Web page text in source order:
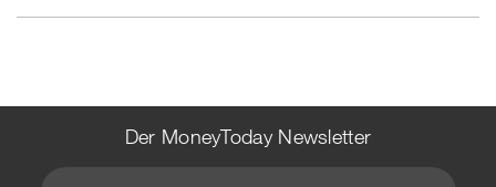
Der MoneyToday Newsletter